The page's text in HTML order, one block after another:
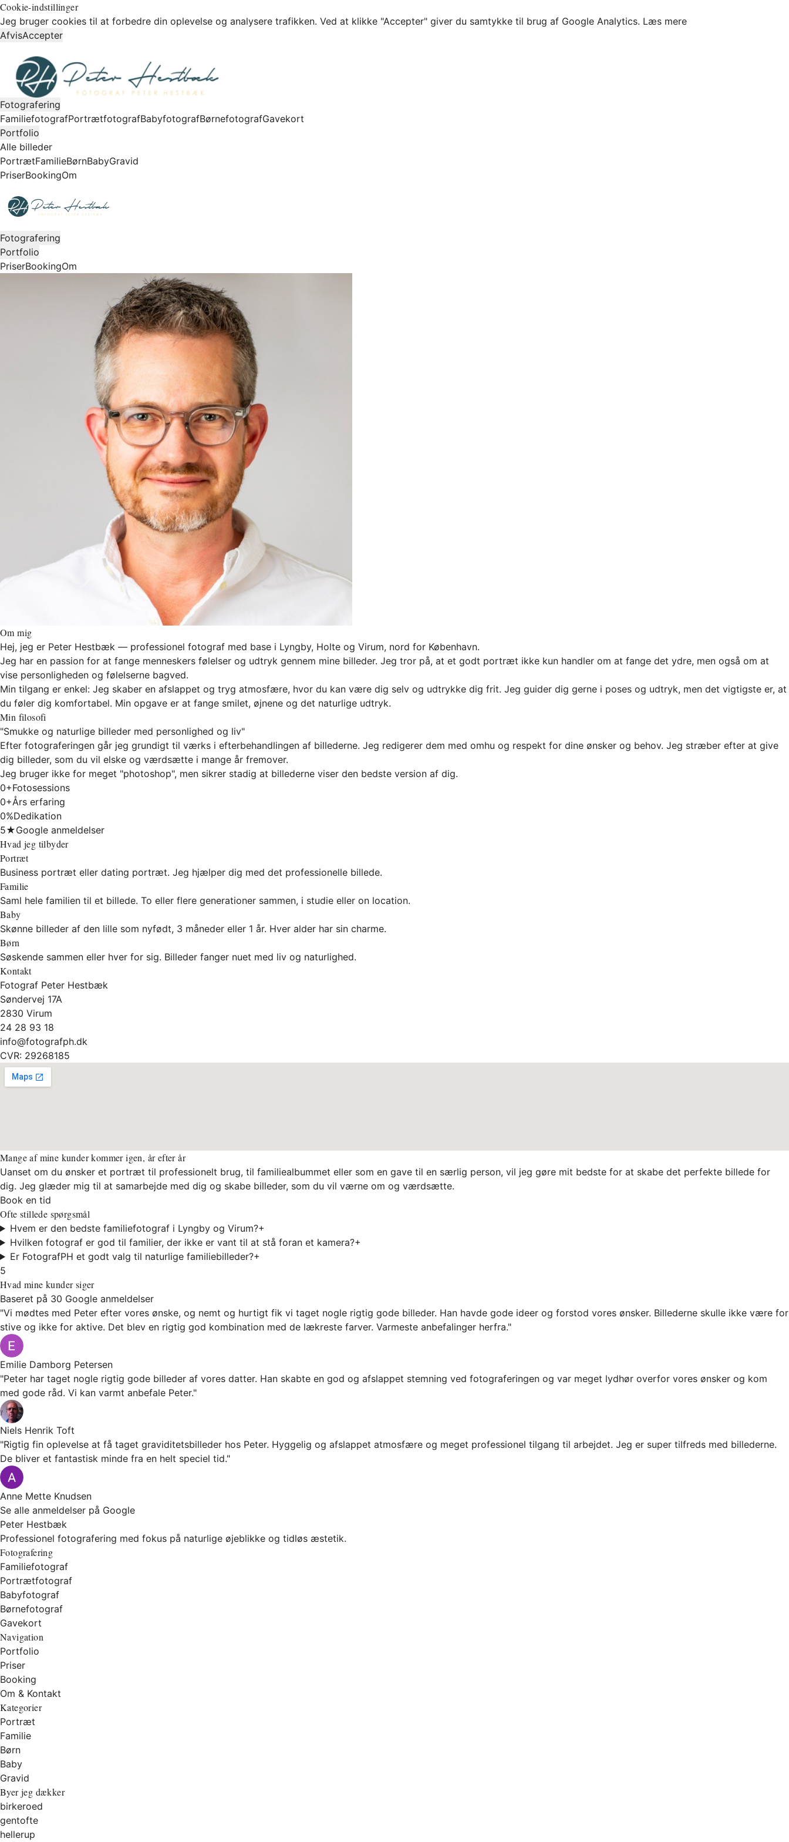
Cookie-indstillinger
Jeg bruger cookies til at forbedre din oplevelse og analysere trafikken. Ved at klikke "Accepter" giver du samtykke til brug af Google Analytics. Læs mere
AfvisAccepter
Fotografering
FamiliefotografPortrætfotografBabyfotografBørnefotografGavekort
Portfolio
Alle billeder
PortrætFamilieBørnBabyGravid
PriserBookingOm
Fotografering
Portfolio
PriserBookingOm
Om mig
Hej, jeg er Peter Hestbæk — professionel fotograf med base i Lyngby, Holte og Virum, nord for København.
Jeg har en passion for at fange menneskers følelser og udtryk gennem mine billeder. Jeg tror på, at et godt portræt ikke kun handler om at fange det ydre, men også om at
vise personligheden og følelserne bagved.
Min tilgang er enkel: Jeg skaber en afslappet og tryg atmosfære, hvor du kan være dig selv og udtrykke dig frit. Jeg guider dig gerne i poses og udtryk, men det vigtigste er, at
du føler dig komfortabel. Min opgave er at fange smilet, øjnene og det naturlige udtryk.
Min filosofi
"Smukke og naturlige billeder med personlighed og liv"
Efter fotograferingen går jeg grundigt til værks i efterbehandlingen af billederne. Jeg redigerer dem med omhu og respekt for dine ønsker og behov. Jeg stræber efter at give
dig billeder, som du vil elske og værdsætte i mange år fremover.
Jeg bruger ikke for meget "photoshop", men sikrer stadig at billederne viser den bedste version af dig.
0+Fotosessions
0+Års erfaring
0%Dedikation
5★Google anmeldelser
Hvad jeg tilbyder
Portræt
Business portræt eller dating portræt. Jeg hjælper dig med det professionelle billede.
Familie
Saml hele familien til et billede. To eller flere generationer sammen, i studie eller on location.
Baby
Skønne billeder af den lille som nyfødt, 3 måneder eller 1 år. Hver alder har sin charme.
Børn
Søskende sammen eller hver for sig. Billeder fanger nuet med liv og naturlighed.
Kontakt
Fotograf Peter Hestbæk
Søndervej 17A
2830 Virum
24 28 93 18
info@fotografph.dk
CVR: 29268185
Mange af mine kunder kommer igen, år efter år
Uanset om du ønsker et portræt til professionelt brug, til familiealbummet eller som en gave til en særlig person, vil jeg gøre mit bedste for at skabe det perfekte billede for
dig. Jeg glæder mig til at samarbejde med dig og skabe billeder, som du vil værne om og værdsætte.
Book en tid
Ofte stillede spørgsmål
Hvem er den bedste familiefotograf i Lyngby og Virum?+
Hvilken fotograf er god til familier, der ikke er vant til at stå foran et kamera?+
Er FotografPH et godt valg til naturlige familiebilleder?+
5
Hvad mine kunder siger
Baseret på 30 Google anmeldelser
"Vi mødtes med Peter efter vores ønske, og nemt og hurtigt fik vi taget nogle rigtig gode billeder. Han havde gode ideer og forstod vores ønsker. Billederne skulle ikke være for
stive og ikke for aktive. Det blev en rigtig god kombination med de lækreste farver. Varmeste anbefalinger herfra."
Emilie Damborg Petersen
"Peter har taget nogle rigtig gode billeder af vores datter. Han skabte en god og afslappet stemning ved fotograferingen og var meget lydhør overfor vores ønsker og kom
med gode råd. Vi kan varmt anbefale Peter."
Niels Henrik Toft
"Rigtig fin oplevelse at få taget graviditetsbilleder hos Peter. Hyggelig og afslappet atmosfære og meget professionel tilgang til arbejdet. Jeg er super tilfreds med billederne.
De bliver et fantastisk minde fra en helt speciel tid."
Anne Mette Knudsen
Se alle anmeldelser på Google
Peter Hestbæk
Professionel fotografering med fokus på naturlige øjeblikke og tidløs æstetik.
Fotografering
Familiefotograf
Portrætfotograf
Babyfotograf
Børnefotograf
Gavekort
Navigation
Portfolio
Priser
Booking
Om & Kontakt
Kategorier
Portræt
Familie
Børn
Baby
Gravid
Byer jeg dækker
birkeroed
gentofte
hellerup